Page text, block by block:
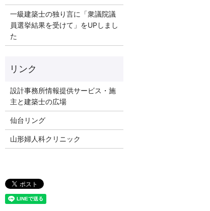
一級建築士の独り言に「衆議院議
員選挙結果を受けて」をUPしまし
た
リンク
設計事務所情報提供サービス・施
主と建築士の広場
仙台リング
山形婦人科クリニック